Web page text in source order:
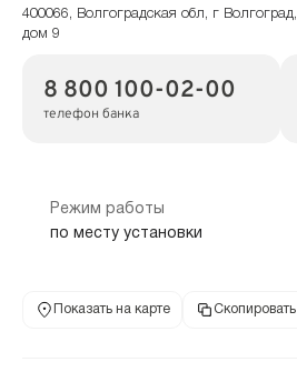
400066, Волгоградская обл, г
дом 9
8 800 100-02-00
телефон банка
Режим работы
по месту установки
Показать на карте